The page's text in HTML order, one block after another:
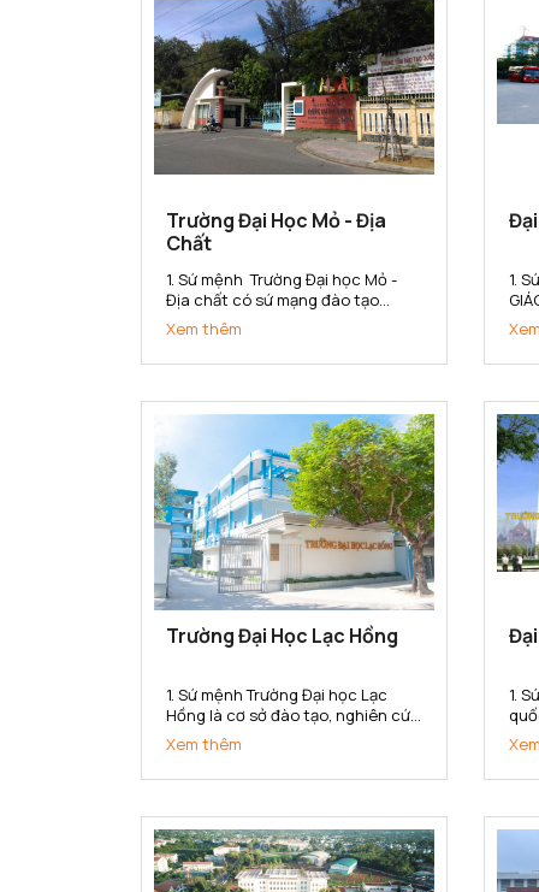
Trường Đại Học Mỏ - Địa
Chất
1. Sứ mệnh Trường Đại học Mỏ -
Địa chất có sứ mạng đào tạo
nguồn nhân lực có chất lượng
cao, nghiên cứu khoa học và
chuyển giao công nghệ đáp ứng
tế trong các lĩnh vực khoa học
Xem thêm
1.
(1)
gắn
Trường Đại Học Lạc Hồng
1. Sứ mệnh Trường Đại học Lạc
Hồng là cơ sở đào tạo, nghiên cứu
khoa học ứng dụng, chuyển giao
công nghệ đáp ứng nhu cầu xã
hội. Trường cung cấp nguồn nhân
lực và phẩm chất phục vụ sự
nghiệp...
Xem thêm
1.
về
đại